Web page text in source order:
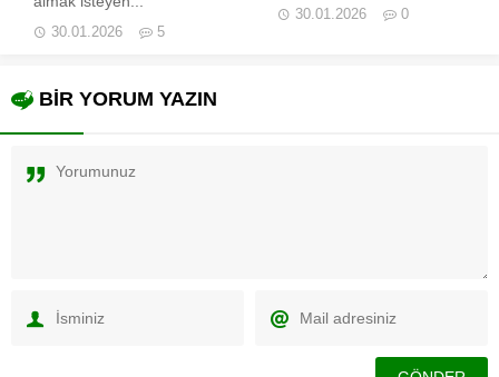
30.01.2026 5
30.01.2026 0
BİR YORUM YAZIN